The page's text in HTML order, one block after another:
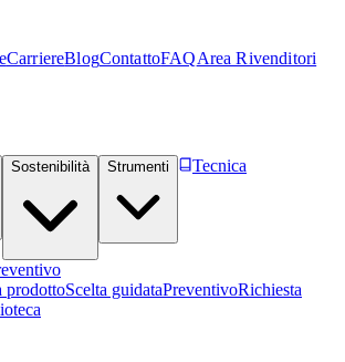
CarriereBlogContattoFAQArea Rivenditori
Sostenibilità Strumenti Tecnica
prodottoScelta guidataPreventivoRichiesta